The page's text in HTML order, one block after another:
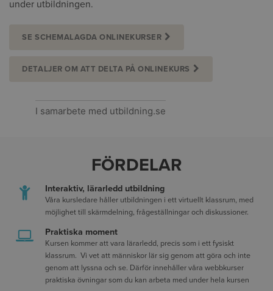
under utbildningen.
SE SCHEMALAGDA ONLINEKURSER
DETALJER OM ATT DELTA PÅ ONLINEKURS
I samarbete med utbildning.se
FÖRDELAR
Interaktiv, lärarledd utbildning
Våra kursledare håller utbildningen i ett virtuellt klassrum, med
möjlighet till skärmdelning, frågeställningar och diskussioner.
Praktiska moment
Kursen kommer att vara lärarledd, precis som i ett fysiskt
klassrum. Vi vet att människor lär sig genom att göra och inte
genom att lyssna och se. Därför innehåller våra webbkurser
praktiska övningar som du kan arbeta med under hela kursen